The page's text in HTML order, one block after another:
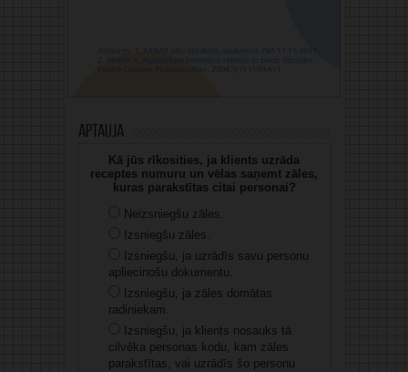
Aptauja
Kā jūs rīkosities, ja klients uzrāda
receptes numuru un vēlas saņemt zāles,
kuras parakstītas citai personai?
Neizsniegšu zāles.
Izsniegšu zāles.
Izsniegšu, ja uzrādīs savu personu
apliecinošu dokumentu.
Izsniegšu, ja zāles domātas
radiniekam.
Izsniegšu, ja klients nosauks tā
cilvēka personas kodu, kam zāles
parakstītas, vai uzrādīs šo personu